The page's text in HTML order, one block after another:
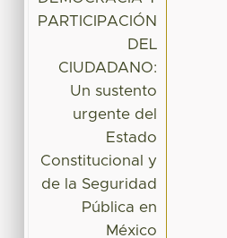
PARTICIPACIÓN
DEL
CIUDADANO:
Un sustento
urgente del
Estado
Constitucional y
de la Seguridad
Pública en
México